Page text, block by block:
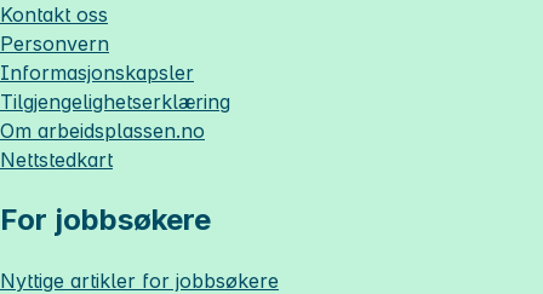
Kontakt oss
Personvern
Informasjonskapsler
Tilgjengelighetserklæring
Om arbeidsplassen.no
Nettstedkart
For jobbsøkere
Nyttige artikler for jobbsøkere